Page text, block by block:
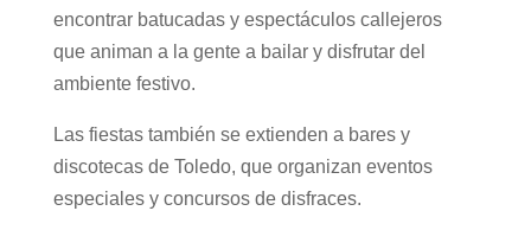
encontrar batucadas y espectáculos callejeros
que animan a la gente a bailar y disfrutar del
ambiente festivo.
Las fiestas también se extienden a bares y
discotecas de Toledo, que organizan eventos
especiales y concursos de disfraces.